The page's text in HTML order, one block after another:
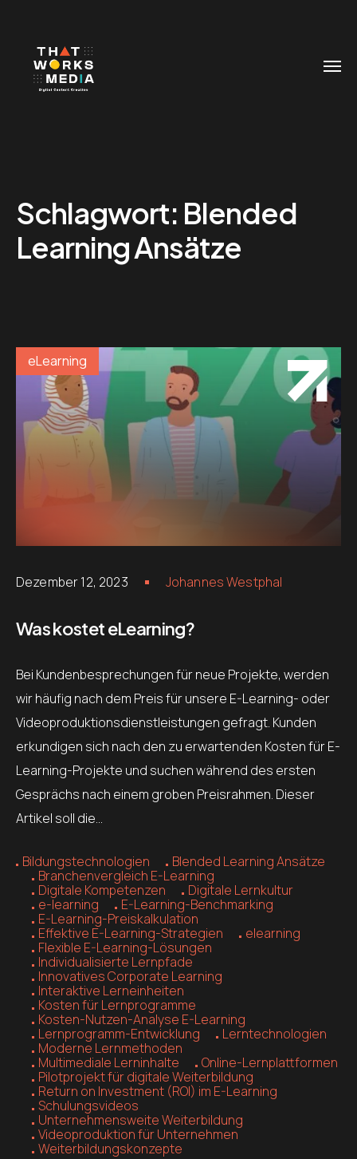
Schlagwort: Blended
Learning Ansätze
eLearning
Dezember 12, 2023 Johannes Westphal
Was kostet eLearning?
Bei Kundenbesprechungen für neue Projekte, werden
wir häufig nach dem Preis für unsere E-Learning- oder
Videoproduktionsdienstleistungen gefragt. Kunden
erkundigen sich nach den zu erwartenden Kosten für E-
Learning-Projekte und suchen während des ersten
Gesprächs nach einem groben Preisrahmen. Dieser
Artikel soll die…
Bildungstechnologien
Blended Learning Ansätze
Branchenvergleich E-Learning
Digitale Kompetenzen
Digitale Lernkultur
e-learning
E-Learning-Benchmarking
E-Learning-Preiskalkulation
Effektive E-Learning-Strategien
elearning
Flexible E-Learning-Lösungen
Individualisierte Lernpfade
Innovatives Corporate Learning
Interaktive Lerneinheiten
Kosten für Lernprogramme
Kosten-Nutzen-Analyse E-Learning
Lernprogramm-Entwicklung
Lerntechnologien
Moderne Lernmethoden
Multimediale Lerninhalte
Online-Lernplattformen
Pilotprojekt für digitale Weiterbildung
Return on Investment (ROI) im E-Learning
Schulungsvideos
Unternehmensweite Weiterbildung
Videoproduktion für Unternehmen
Weiterbildungskonzepte